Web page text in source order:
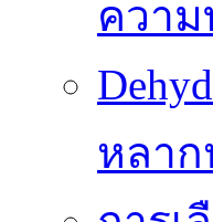
ควา
หลาก